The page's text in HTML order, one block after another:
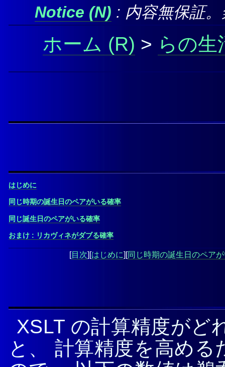
Notice : 内容無保証
ホーム > らの生
はじめに
同じ時期の誕生日のペアがいる確率
同じ誕生日のペアがいる確率
おまけ : リカヴィネがダブる確率
[目次][はじめに][同じ時期の誕生日のペア
XSLT の計算精度がど
と、 計算精度を高め